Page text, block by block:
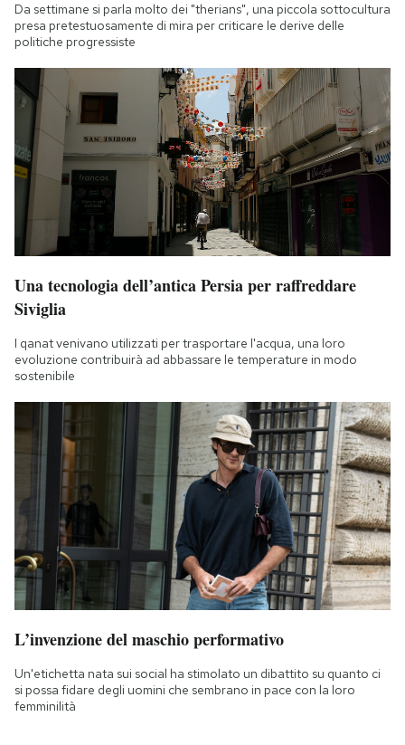
Da settimane si parla molto dei "therians", una piccola sottocultura
presa pretestuosamente di mira per criticare le derive delle
politiche progressiste
Una tecnologia dell’antica Persia per raffreddare
Siviglia
I qanat venivano utilizzati per trasportare l'acqua, una loro
evoluzione contribuirà ad abbassare le temperature in modo
sostenibile
L’invenzione del maschio performativo
Un'etichetta nata sui social ha stimolato un dibattito su quanto ci
si possa fidare degli uomini che sembrano in pace con la loro
femminilità